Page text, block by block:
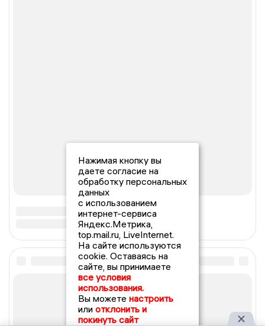
Нажимая кнопку вы
даете согласие на
обработку персональных
данных
с использованием
интернет-сервиса
Яндекс.Метрика,
top.mail.ru, LiveInternet.
На сайте используются
cookie. Оставаясь на
сайте, вы принимаете
все условия
использования.
Вы можете настроить
или отклонить и
покинуть сайт